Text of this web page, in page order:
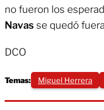
no fueron los
Navas se quedó
DCO
Temas: Miguel Herrera